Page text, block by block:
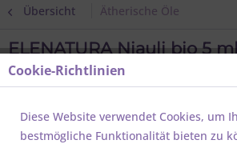
Übersicht Ätherische Öle
ELENATURA Niauli bio 5
Cookie-Richtlinien
Diese Website verwendet Cookies, um
bestmögliche Funktionalität bieten zu